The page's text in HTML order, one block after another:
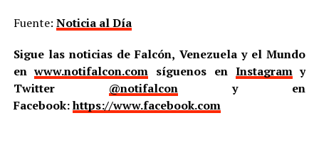
Fuente: Noticia al Día
Sigue las noticias de Falcón, Venezuela y el Mundo
enwww.notifalcon.com síguenos en Instagramy
Twitter @notifalcony en
Facebook:https://www.facebook.com